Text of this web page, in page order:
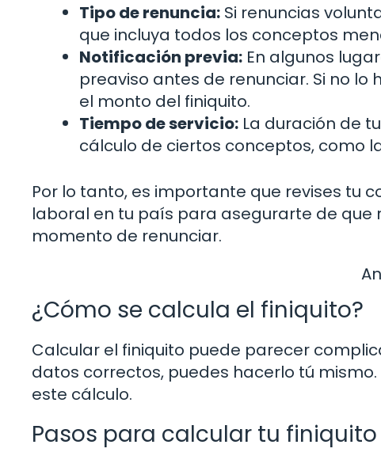
Tipo de renuncia: Si renuncias
que incluya todos los conceptos
Notificación previa: En algunos
preaviso antes de renunciar. Si no
el monto del finiquito.
Tiempo de servicio: La duración de
cálculo de ciertos conceptos, como
Por lo tanto, es importante que revises tu
laboral en tu país para asegurarte de
momento de renunciar.
¿Cómo se calcula el finiquito?
Calcular el finiquito puede parecer
datos correctos, puedes hacerlo tú
este cálculo.
Pasos para calcular tu finiquito